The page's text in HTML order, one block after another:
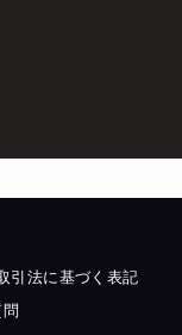
引法に基づく表記